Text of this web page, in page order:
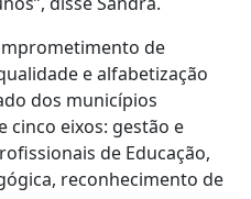
de
e alfabetização
dos municípios
cinco eixos: gestão e
de Educação,
reconhecimento de